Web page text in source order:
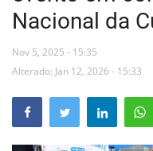
Editais
Floriano
Mural de Licitações
Nacional da
Nov 5, 2025 - 15:35
Alterado: Jan 12, 2026 - 15:33